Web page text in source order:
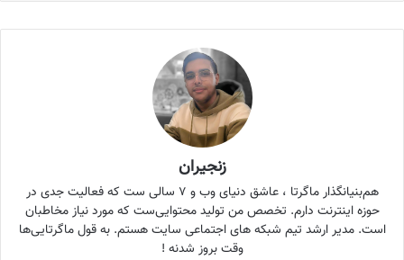
زنجیران
هم‌بنیانگذار ماگرتا ، عاشق دنیای وب و ۷ سالی ست که فعالیت جدی در
حوزه اینترنت دارم. تخصص من تولید محتوایی‌ست که مورد نیاز مخاطبان
است. مدیر ارشد تیم شبکه های اجتماعی سایت هستم. به قول ماگرتایی‌ها
وقت بروز شدنه !